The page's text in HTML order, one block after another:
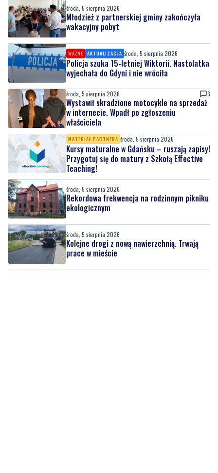
środa, 5 sierpnia 2026
Młodzież z partnerskiej gminy zakończyła
wakacyjny pobyt
WAŻNE AKTUALIZACJA środa, 5 sierpnia 2026
Policja szuka 15-letniej Wiktorii. Nastolatka
wyjechała do Gdyni i nie wróciła
środa, 5 sierpnia 2026 3
Wystawił skradzione motocykle na sprzedaż
w internecie. Wpadł po zgłoszeniu
właściciela
MATERIAŁ PARTNERA środa, 5 sierpnia 2026
Kursy maturalne w Gdańsku – ruszają zapisy!
Przygotuj się do matury z Szkołą Effective
Teaching!
środa, 5 sierpnia 2026
Rekordowa frekwencja na rodzinnym pikniku
ekologicznym
środa, 5 sierpnia 2026
Kolejne drogi z nową nawierzchnią. Trwają
prace w mieście